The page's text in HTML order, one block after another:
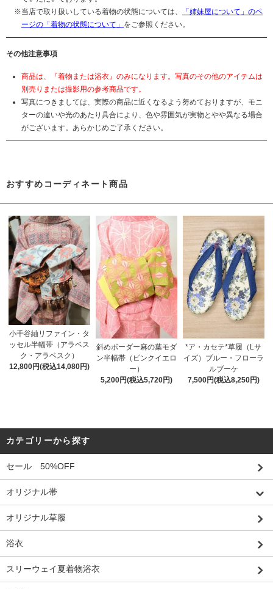
当店で取り扱いしている着物の状態については、
「姉妹屋について」のペ
ージの「着物の状態について」 をご参照ください。
その他注意事項
商品は、『着物または浴衣』のみになります。写真のその他のアイテムは
別売りまたは撮影用の参考商品です。
写真につきましては、実際の商品に近くなるよう努めておりますが、モニ
ターの違いや光のあたり具合により、色や雰囲気が実物とやや異なる場合
がございます。あらかじめご了承ください。
おすすめコーディネート商品
小千谷紬リファイン・タ
ッセル半幅帯（アラベス
ク・アラベスク）
12,800円(税込14,080円)
斜めボーダー麻の葉モダ
ン半幅帯（ピンクイエロ
ー）
5,200円(税込5,720円)
*ア・カセテ*草履（Lサ
イズ）ブルー・フローラ
ルブーケ
7,500円(税込8,250円)
カテゴリーから探す
セール 50%OFF
オリジナル帯
オリジナル草履
浴衣
スリーウェイ夏着物浴衣